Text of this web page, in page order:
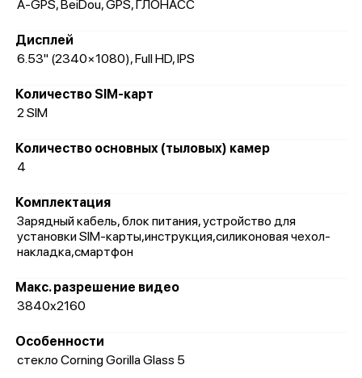
A-GPS, BeiDou, GPS, ГЛОНАСС
Дисплей
6.53" (2340×1080), Full HD, IPS
Количество SIM-карт
2 SIM
Количество основных (тыловых) камер
4
Комплектация
Зарядный кабель, блок питания, устройство для
установки SIM-карты,инструкция,силиконовая чехол-
накладка,смартфон
Макс. разрешение видео
3840x2160
Особенности
стекло Corning Gorilla Glass 5